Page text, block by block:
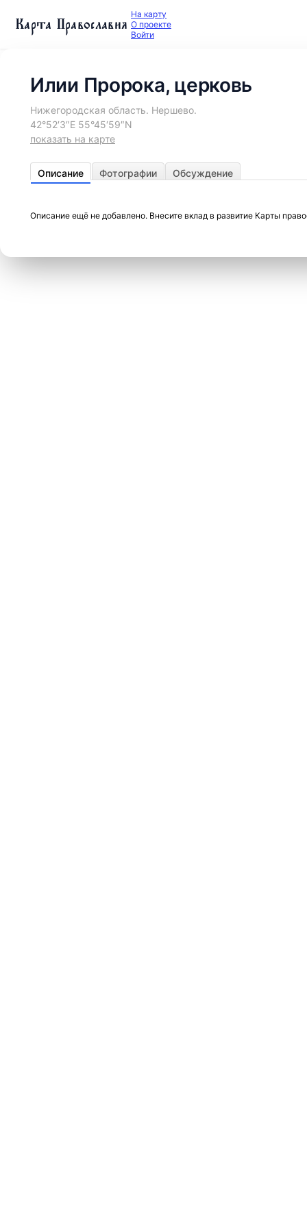
Карта Православия На карту
О проекте
Войти
Илии Пророка, церковь
Нижегородская область. Нершево.
42°52′3″E 55°45′59″N
показать на карте
Описание Фотографии Обсуждение
Описание ещё не добавлено. Внесите вклад в развитие Карты